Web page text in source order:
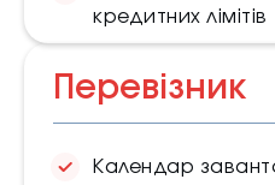
кредитних лімітів
Перевізник
Календар